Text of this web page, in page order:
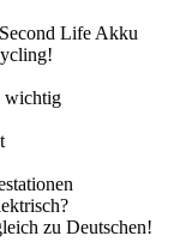
Life Akku
wichtig
zu Deutschen!